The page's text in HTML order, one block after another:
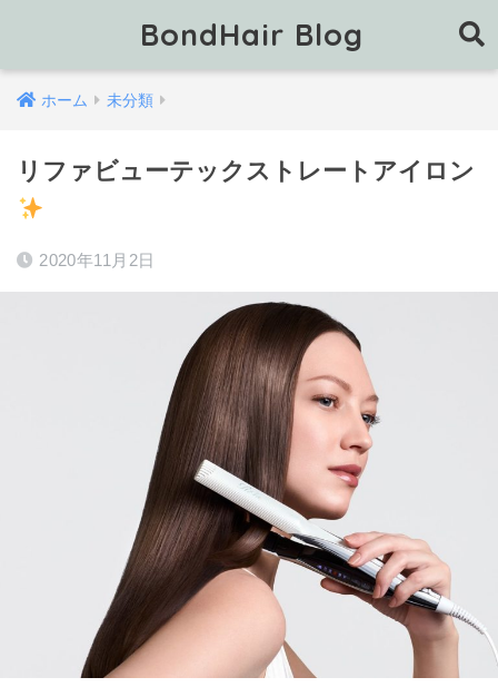
BondHair Blog
ホーム 未分類
リファビューテックストレートアイロン
2020年11月2日